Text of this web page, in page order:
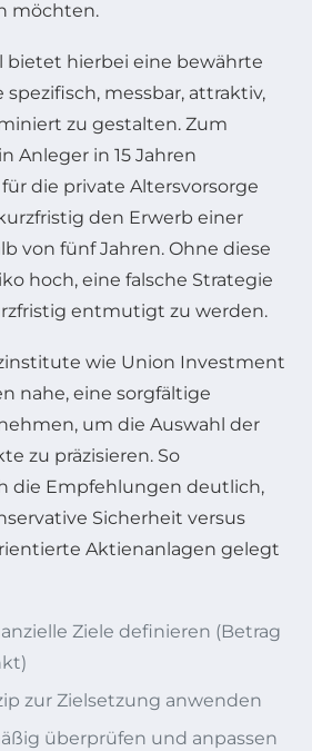
möchten.
bietet hierbei eine bewährte
messbar, attraktiv,
zu gestalten. Zum
Anleger in 15 Jahren
die private Altersvorsorge
den Erwerb einer
von fünf Jahren. Ohne diese
hoch, eine falsche Strategie
entmutigt zu werden.
wie Union Investment
nahe, eine sorgfältige
um die Auswahl der
zu präzisieren. So
die Empfehlungen deutlich,
Sicherheit versus
Aktienanlagen gelegt
Ziele definieren (Betrag
zur Zielsetzung anwenden
überprüfen und anpassen